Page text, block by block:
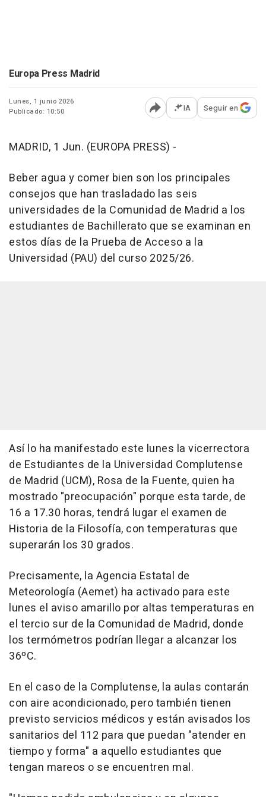
Europa Press Madrid
Lunes, 1 junio 2026
Publicado: 10:50
Abrir opciones para
IA Seguir en
MADRID, 1 Jun. (EUROPA PRESS) -
Beber agua y comer bien son los principales
consejos que han trasladado las seis
universidades de la Comunidad de Madrid a los
estudiantes de Bachillerato que se examinan en
estos días de la Prueba de Acceso a la
Universidad (PAU) del curso 2025/26.
Así lo ha manifestado este lunes la vicerrectora
de Estudiantes de la Universidad Complutense
de Madrid (UCM), Rosa de la Fuente, quien ha
mostrado "preocupación" porque esta tarde, de
16 a 17.30 horas, tendrá lugar el examen de
Historia de la Filosofía, con temperaturas que
superarán los 30 grados.
Precisamente, la Agencia Estatal de
Meteorología (Aemet) ha activado para este
lunes el aviso amarillo por altas temperaturas en
el tercio sur de la Comunidad de Madrid, donde
los termómetros podrían llegar a alcanzar los
36ºC.
En el caso de la Complutense, la aulas contarán
con aire acondicionado, pero también tienen
previsto servicios médicos y están avisados los
sanitarios del 112 para que puedan "atender en
tiempo y forma" a aquello estudiantes que
tengan mareos o se encuentren mal.